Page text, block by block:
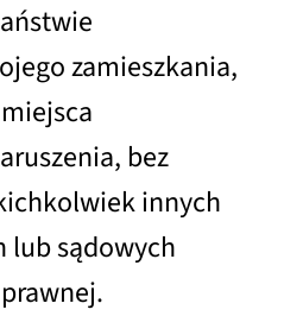
zamieszkania,
bez
innych
lub sądowych